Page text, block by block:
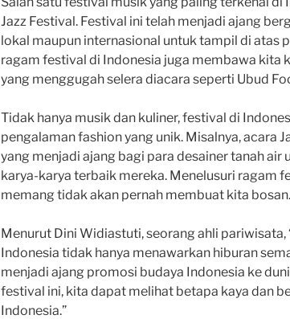
Jazz Festival. Festival ini telah menjadi ajang
lokal maupun internasional untuk tampil di atas
ragam festival di Indonesia juga membawa kita
yang menggugah selera diacara seperti Ubud
Tidak hanya musik dan kuliner, festival di
pengalaman fashion yang unik. Misalnya, acara
yang menjadi ajang bagi para desainer tanah air
karya-karya terbaik mereka. Menelusuri ragam
memang tidak akan pernah membuat kita bosan.
Menurut Dini Widiastuti, seorang ahli
Indonesia tidak hanya menawarkan hiburan
menjadi ajang promosi budaya Indonesia ke
festival ini, kita dapat melihat betapa kaya dan
Indonesia.”